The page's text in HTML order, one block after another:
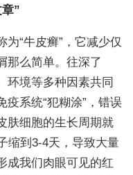
”
“牛皮癣”，它减少仅
那么简单。往深了
环境等多种因素共同
系统“犯糊涂”，错误
肤细胞的生长周期就
缩到3-4天，导致大量
成我们肉眼可见的红